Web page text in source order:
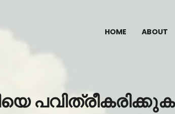
HOME ABOUT
പവിത്രീകരിക്കുക